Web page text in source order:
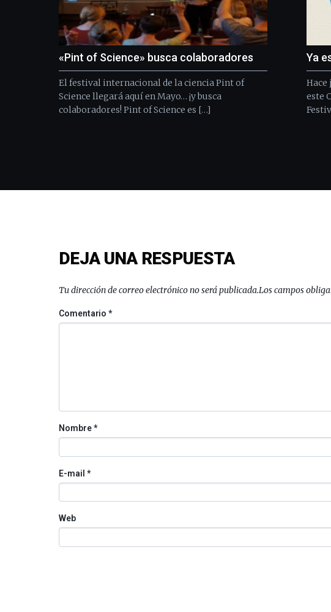
«Pint of Science» busca colaboradores
El festival internacional de la ciencia Pint of
Science llegará aquí en Mayo… ¡y busca
colaboradores! Pint of Science es […]
Ya
Hace
este
DEJA UNA RESPUESTA
Tu dirección de correo electrónico no será publicada.Los campos
Comentario*
Nombre*
E-mail *
Web